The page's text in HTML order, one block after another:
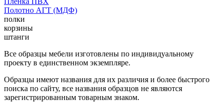
Полотно АГТ (МДФ)
полки
корзины
штанги
Все образцы мебели изготовлены по индивидуальному
проекту в единственном экземпляре.
Образцы имеют названия для их различия и более быстрого
поиска по сайту, все названия образцов не являются
зарегистрированным товарным знаком.